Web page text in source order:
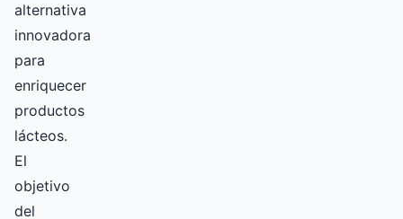
alternativa
innovadora
para
enriquecer
productos
lácteos.
El
objetivo
del